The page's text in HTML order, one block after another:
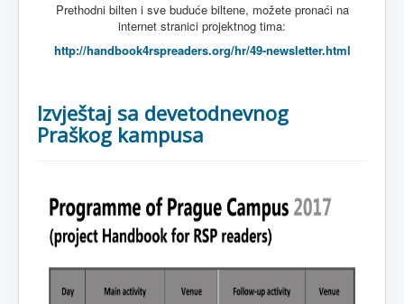
Prethodni bilten i sve buduće biltene, možete pronaći na
internet stranici projektnog tima:
http://handbook4rspreaders.org/hr/49-newsletter.html
Izvještaj sa devetodnevnog
Praškog kampusa